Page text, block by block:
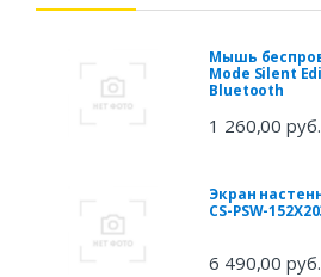
Мышь
Mode Silent
Bluetooth
1 260,00 руб.
Экран
CS-PSW-
6 490,00 руб.